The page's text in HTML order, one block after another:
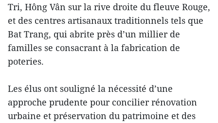
Tri, Hông Vân sur la rive droite du fleuve Rouge,
et des centres artisanaux traditionnels tels que
Bat Trang, qui abrite près d’un millier de
familles se consacrant à la fabrication de
poteries.
Les élus ont souligné la nécessité d’une
approche prudente pour concilier rénovation
urbaine et préservation du patrimoine et des